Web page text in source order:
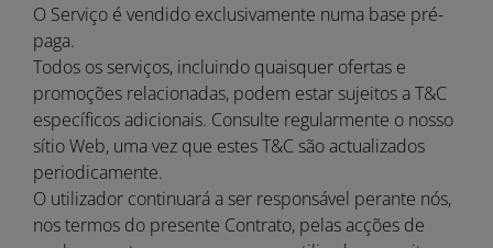
O Serviço é vendido exclusivamente numa base pré-
paga.
Todos os serviços, incluindo quaisquer ofertas e
promoções relacionadas, podem estar sujeitos a T&C
específicos adicionais. Consulte regularmente o nosso
sítio Web, uma vez que estes T&C são actualizados
periodicamente.
O utilizador continuará a ser responsável perante nós,
nos termos do presente Contrato, pelas acções de